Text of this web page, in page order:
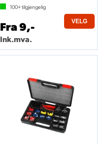
100+tilgjengelig
Fra 9,-
Ink.mva.
VELG